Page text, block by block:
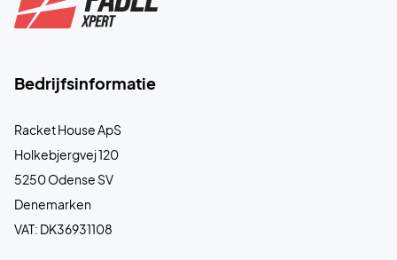
Bedrijfsinformatie
Racket House ApS
Holkebjergvej 120
5250 Odense SV
Denemarken
VAT: DK36931108